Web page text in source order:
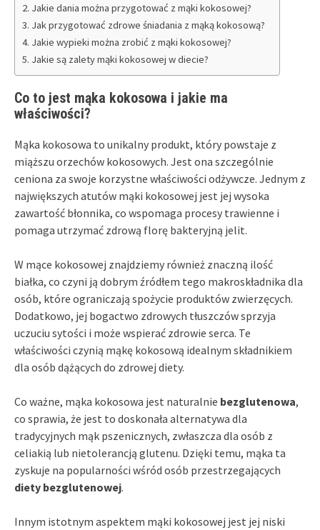
Jakie dania można przygotować z mąki kokosowej?
Jak przygotować zdrowe śniadania z mąką kokosową?
Jakie wypieki można zrobić z mąki kokosowej?
Jakie są zalety mąki kokosowej w diecie?
Co to jest mąka kokosowa i jakie ma
właściwości?
Mąka kokosowa to unikalny produkt, który powstaje z
miąższu orzechów kokosowych. Jest ona szczególnie
ceniona za swoje korzystne właściwości odżywcze. Jednym z
największych atutów mąki kokosowej jest jej wysoka
zawartość błonnika, co wspomaga procesy trawienne i
pomaga utrzymać zdrową florę bakteryjną jelit.
W mące kokosowej znajdziemy również znaczną ilość
białka, co czyni ją dobrym źródłem tego makroskładnika dla
osób, które ograniczają spożycie produktów zwierzęcych.
Dodatkowo, jej bogactwo zdrowych tłuszczów sprzyja
uczuciu sytości i może wspierać zdrowie serca. Te
właściwości czynią mąkę kokosową idealnym składnikiem
dla osób dążących do zdrowej diety.
Co ważne, mąka kokosowa jest naturalnie bezglutenowa,
co sprawia, że jest to doskonała alternatywa dla
tradycyjnych mąk pszenicznych, zwłaszcza dla osób z
celiakią lub nietolerancją glutenu. Dzięki temu, mąka ta
zyskuje na popularności wśród osób przestrzegających
diety bezglutenowej.
Innym istotnym aspektem mąki kokosowej jest jej niski